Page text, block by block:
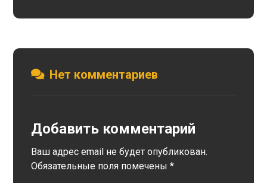
Нет комментариев
Добавить комментарий
Ваш адрес email не будет опубликован.
Обязательные поля помечены*